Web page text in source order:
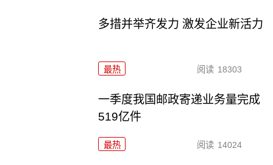
多措并举齐发力 激发企业新活力
最热 阅读 18303
一季度我国邮政寄递业务量完成
519亿件
最热 阅读 14024